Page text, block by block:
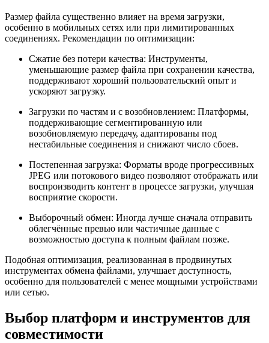
Размер файла существенно влияет на время загрузки,
особенно в мобильных сетях или при лимитированных
соединениях. Рекомендации по оптимизации:
Сжатие без потери качества: Инструменты,
уменьшающие размер файла при сохранении качества,
поддерживают хороший пользовательский опыт и
ускоряют загрузку.
Загрузки по частям и с возобновлением: Платформы,
поддерживающие сегментированную или
возобновляемую передачу, адаптированы под
нестабильные соединения и снижают число сбоев.
Постепенная загрузка: Форматы вроде прогрессивных
JPEG или потокового видео позволяют отображать или
воспроизводить контент в процессе загрузки, улучшая
восприятие скорости.
Выборочный обмен: Иногда лучше сначала отправить
облегчённые превью или частичные данные с
возможностью доступа к полным файлам позже.
Подобная оптимизация, реализованная в продвинутых
инструментах обмена файлами, улучшает доступность,
особенно для пользователей с менее мощными устройствами
или сетью.
Выбор платформ и инструментов для
совместимости